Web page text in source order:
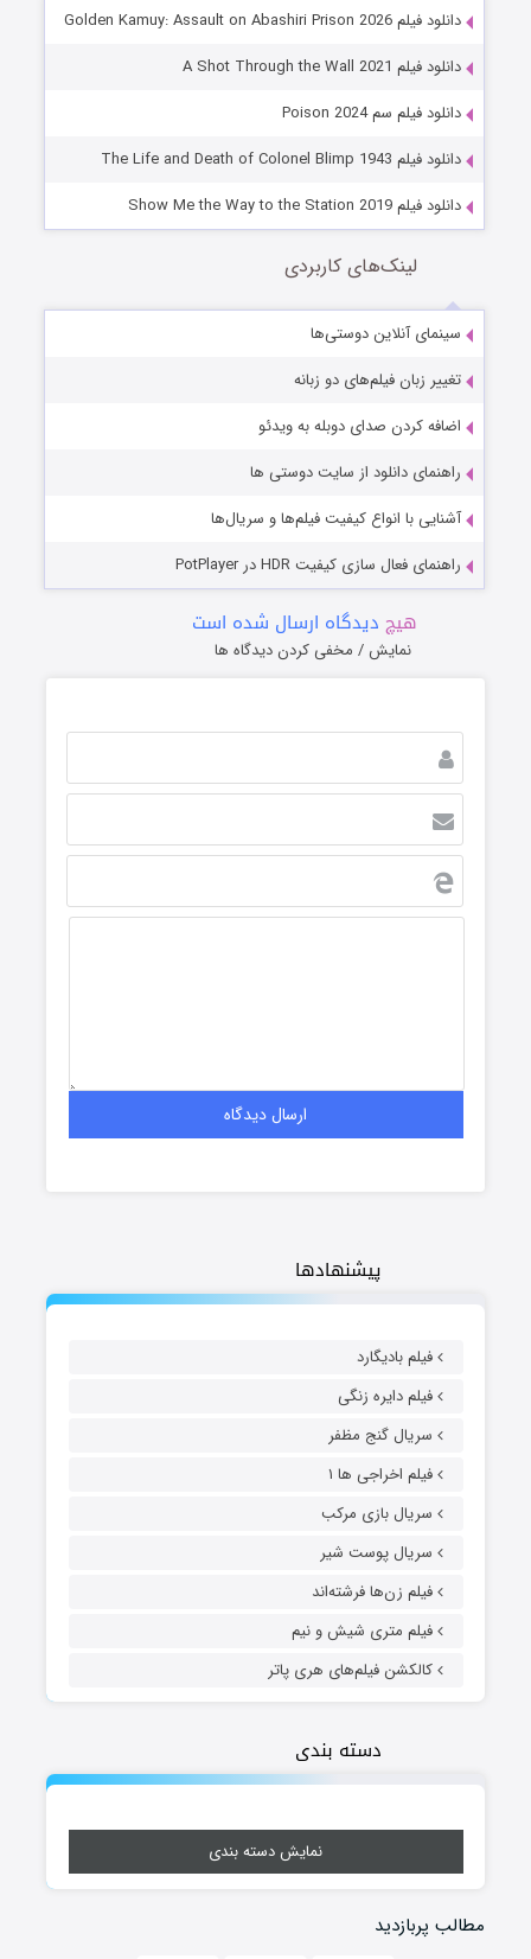
پیشنهادها
فیلم بادیگارد
فیلم دایره زنگی
سریال گنج مظفر
فیلم اخراجی ها ۱
سریال بازی مرکب
سریال پوست شیر
فیلم زن‌ها فرشته‌اند
فیلم متری شیش و نیم
کالکشن فیلم‌های هری پاتر
دسته بندی
نمایش دسته بندی
مطالب پربازدید
دانلود فیلم Golden Kamuy: Assault on Abashiri Prison 2026
دانلود فیلم A Shot Through the Wall 2021
دانلود فیلم سم Poison 2024
دانلود فیلم The Life and Death of Colonel Blimp 1943
دانلود فیلم Show Me the Way to the Station 2019
لینک‌های کاربردی
سینمای آنلاین دوستی‌ها
تغییر زبان فیلم‌های دو زبانه
اضافه کردن صدای دوبله به ویدئو
راهنمای دانلود از سایت دوستی ها
آشنایی با انواع کیفیت فیلم‌ها و سریال‌ها
راهنمای فعال سازی کیفیت HDR در PotPlayer
هیچ دیدگاه ارسال شده است
نمایش / مخفی کردن دیدگاه ها